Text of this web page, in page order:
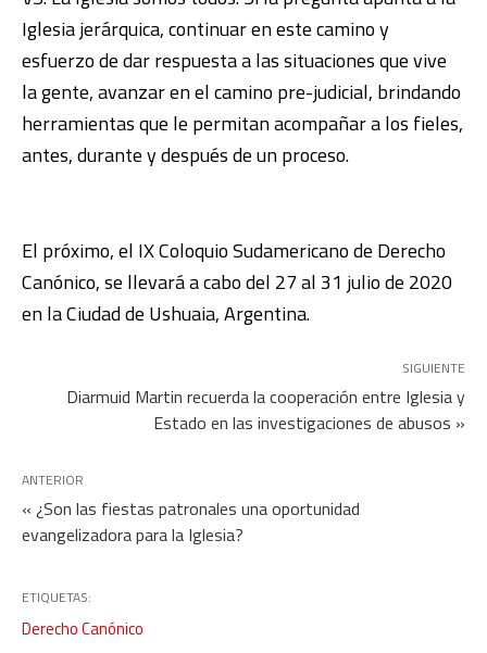
Iglesia jerárquica, continuar en este camino y
esfuerzo de dar respuesta a las situaciones que vive
la gente, avanzar en el camino pre-judicial, brindando
herramientas que le permitan acompañar a los fieles,
antes, durante y después de un proceso.
El próximo, el IX Coloquio Sudamericano de Derecho
Canónico, se llevará a cabo del 27 al 31 julio de 2020
en la Ciudad de Ushuaia, Argentina.
SIGUIENTE
Diarmuid Martin recuerda la cooperación entre Iglesia y
Estado en las investigaciones de abusos »
ANTERIOR
« ¿Son las fiestas patronales una oportunidad
evangelizadora para la Iglesia?
ETIQUETAS:
Derecho Canónico